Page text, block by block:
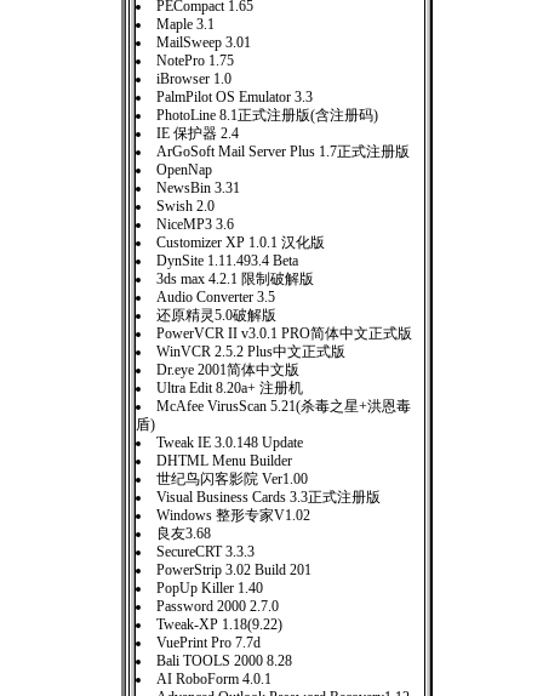
PECompact 1.65
Maple 3.1
MailSweep 3.01
NotePro 1.75
iBrowser 1.0
PalmPilot OS Emulator 3.3
PhotoLine 8.1正式注册版(含注册码)
IE 保护器 2.4
ArGoSoft Mail Server Plus 1.7正式注册版
OpenNap
NewsBin 3.31
Swish 2.0
NiceMP3 3.6
Customizer XP 1.0.1 汉化版
DynSite 1.11.493.4 Beta
3ds max 4.2.1 限制破解版
Audio Converter 3.5
还原精灵5.0破解版
PowerVCR II v3.0.1 PRO简体中文正式版
WinVCR 2.5.2 Plus中文正式版
Dr.eye 2001简体中文版
Ultra Edit 8.20a+ 注册机
McAfee VirusScan 5.21(杀毒之星+洪恩毒
盾)
Tweak IE 3.0.148 Update
DHTML Menu Builder
世纪鸟闪客影院 Ver1.00
Visual Business Cards 3.3正式注册版
Windows 整形专家V1.02
良友3.68
SecureCRT 3.3.3
PowerStrip 3.02 Build 201
PopUp Killer 1.40
Password 2000 2.7.0
Tweak-XP 1.18(9.22)
VuePrint Pro 7.7d
Bali TOOLS 2000 8.28
AI RoboForm 4.0.1